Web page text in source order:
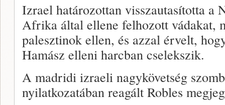
Izrael határozottan visszautasította a
Afrika által ellene felhozott vádakat,
palesztinok ellen, és azzal érvelt,
Hamász elleni harcban cselekszik.
A madridi izraeli nagykövetség
nyilatkozatában reagált Robles